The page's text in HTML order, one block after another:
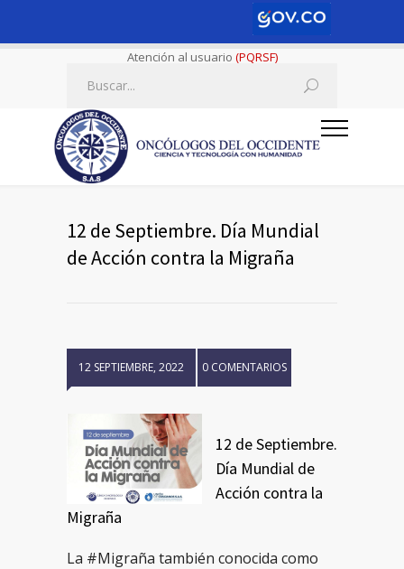
Atención al usuario (PQRSF)
12 de Septiembre. Día Mundial
de Acción contra la Migraña
12 SEPTIEMBRE, 2022 0 COMENTARIOS
12 de Septiembre.
Día Mundial de
Acción contra la
Migraña
La #Migraña también conocida como